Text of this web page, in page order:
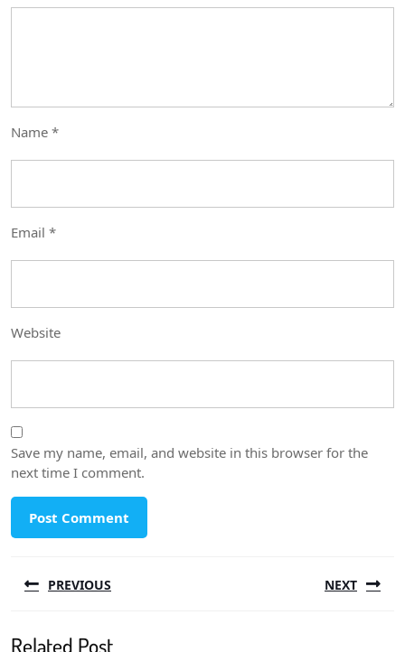
Name *
Email *
Website
Save my name, email, and website in this browser for the
next time I comment.
navigation
PREVIOUS NEXT
Related Post